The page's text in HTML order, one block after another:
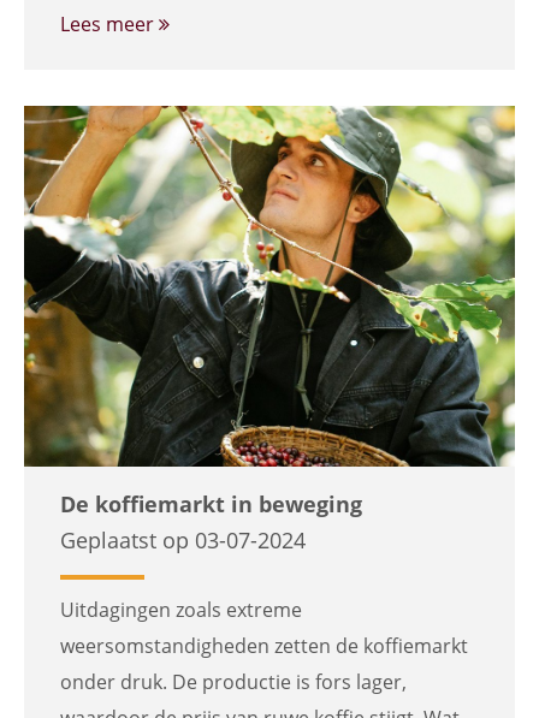
Lees meer
De koffiemarkt in beweging
Geplaatst op 03-07-2024
Uitdagingen zoals extreme
weersomstandigheden zetten de koffiemarkt
onder druk. De productie is fors lager,